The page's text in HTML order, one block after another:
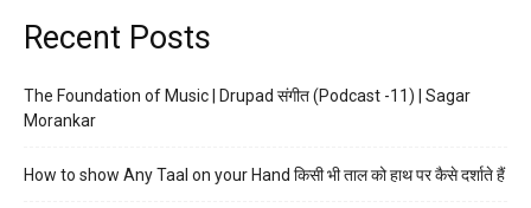
Recent Posts
The Foundation of Music | Drupad संगीत (Podcast -11) | Sagar
Morankar
How to show Any Taal on your Hand किसी भी ताल को हाथ पर कैसे दर्शाते हैं